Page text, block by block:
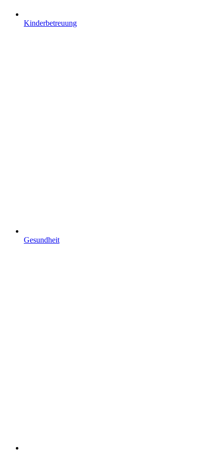
Kinderbetreuung
Gesundheit